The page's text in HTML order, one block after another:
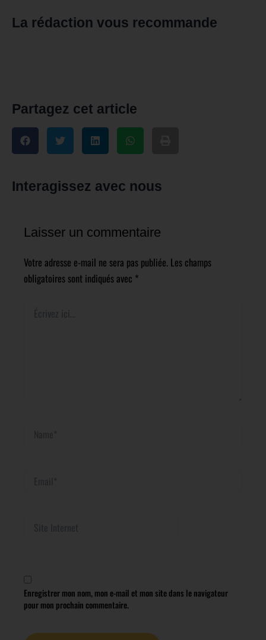
La rédaction vous recommande
Partagez cet article
Interagissez avec nous
Laisser un commentaire
Votre adresse e-mail ne sera pas publiée. Les champs
obligatoires sont indiqués avec *
Enregistrer mon nom, mon e-mail et mon site dans le navigateur
pour mon prochain commentaire.